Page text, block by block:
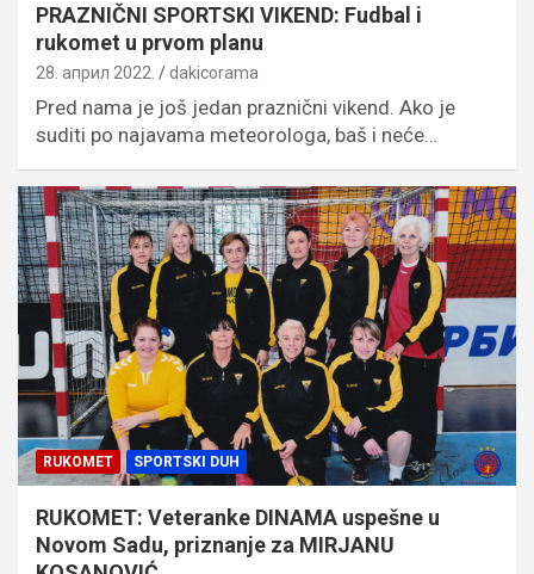
PRAZNIČNI SPORTSKI VIKEND: Fudbal i
rukomet u prvom planu
28. април 2022. dakicorama
Pred nama je još jedan praznični vikend. Ako je
suditi po najavama meteorologa, baš i neće…
RUKOMET SPORTSKI DUH
RUKOMET: Veteranke DINAMA uspešne u
Novom Sadu, priznanje za MIRJANU